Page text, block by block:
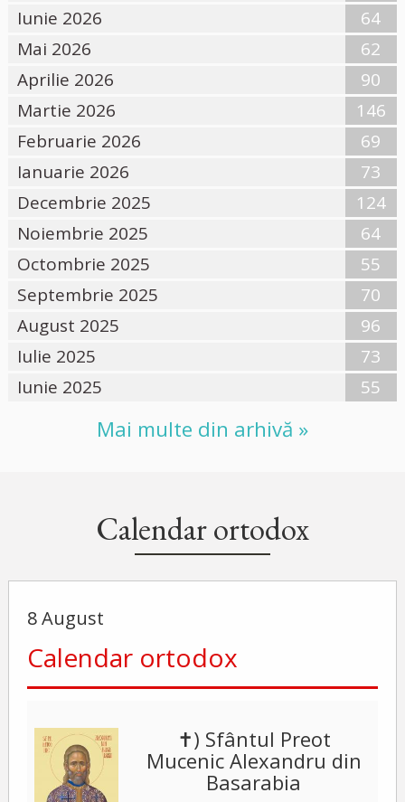
Iunie 2026
64
Mai 2026
62
Aprilie 2026
90
Martie 2026
146
Februarie 2026
69
Ianuarie 2026
73
Decembrie 2025
124
Noiembrie 2025
64
Octombrie 2025
55
Septembrie 2025
70
August 2025
96
Iulie 2025
73
Iunie 2025
55
Mai multe din arhivă »
Calendar ortodox
8 August
Calendar ortodox
✝) Sfântul Preot
Mucenic Alexandru din
Basarabia